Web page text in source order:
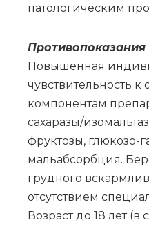
патологическим
Противопоказания
Повышенная
чувствительность к
компонентам
сахаразы/
фруктозы, глюкозо-
мальабсорбция.
грудного
отсутствием
Возраст до 18 лет (в